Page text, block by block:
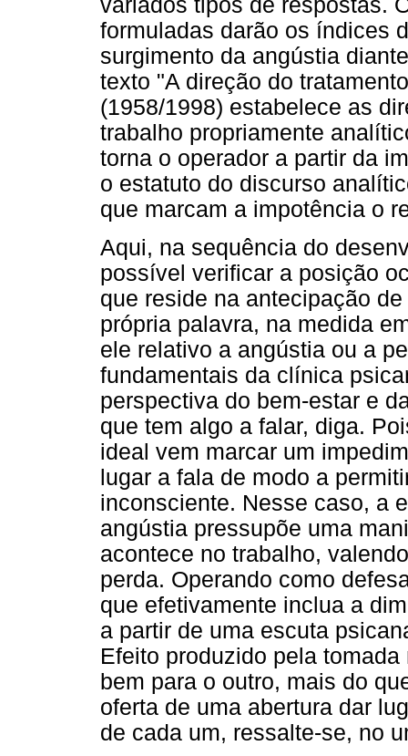
variados tipos de respostas.
formuladas darão os índices
surgimento da angústia
texto "A direção do
(1958/1998) estabelece as
trabalho propriamente
torna o operador a partir da
o estatuto do discurso
que marcam a impotência o
Aqui, na sequência do
possível verificar a posição
que reside na antecipação
própria palavra, na medida
ele relativo a angústia ou a
fundamentais da clínica
perspectiva do bem-estar e
que tem algo a falar, diga.
ideal vem marcar um
lugar a fala de modo a
inconsciente. Nesse caso, a
angústia pressupõe uma
acontece no trabalho,
perda. Operando como
que efetivamente inclua a
a partir de uma escuta
Efeito produzido pela
bem para o outro, mais do
oferta de uma abertura dar
de cada um, ressalte-se, no